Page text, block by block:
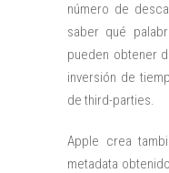
número de
saber qué
pueden obtener
inversión de
de third-parties.
Apple crea
metadata